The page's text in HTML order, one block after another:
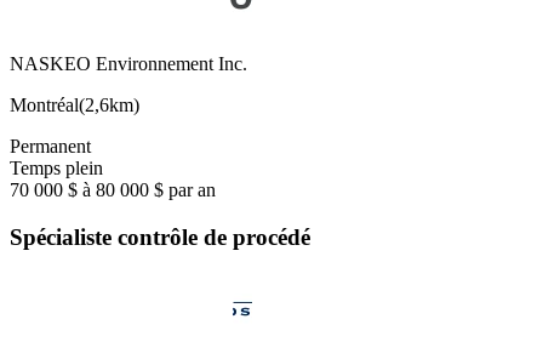
NASKEO Environnement Inc.
Montréal(2,6km)
Permanent
Temps plein
70 000 $ à 80 000 $ par an
Spécialiste contrôle de procédé